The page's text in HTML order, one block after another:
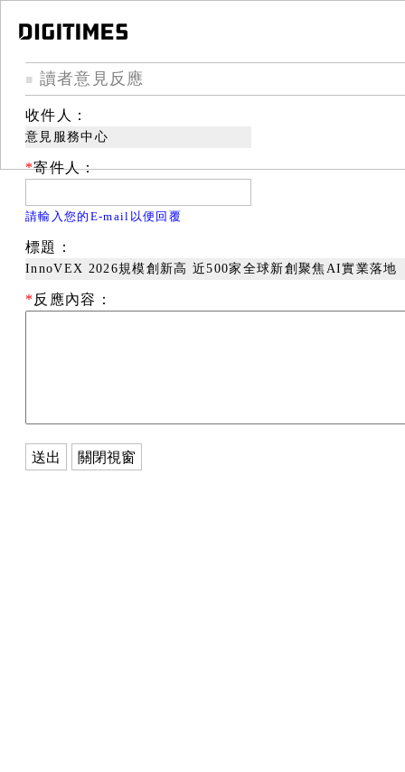
■ 讀者意見反應
收件人：
意見服務中心
*寄件人：
請輸入您的E-mail以便回覆
標題：
InnoVEX 2026規模創新高 近500家全球新創聚焦AI實業落地
* 反應內容：